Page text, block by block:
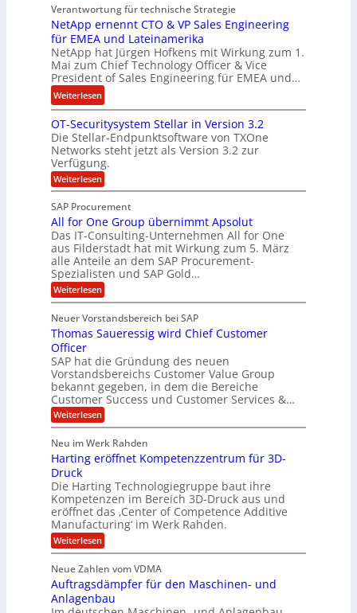
e
i
n
e
L
ö
s
u
n
g
i
r
d
F
i
n
a
n
z
c
h
f
b
e
i
I
F
S
n
g
n
e
e
r
i
n
g
-
S
p
e
z
i
a
l
i
s
u
l
i
a
H
u
b
e
r
ä
l
t
6
5
M
i
l
Verantwortung für technische Strategie
NetApp ernennt CTO & VP Sales Engineering
für EMEA und Lateinamerika
NetApp hat Jürgen Hofkens mit Wirkung zum 1.
Mai zum Chief Technology Officer & Vice
President of Sales Engineering für EMEA und…
Weiterlesen:
N
e
t
A
p
p
n
e
n
n
t
C
T
O
V
P
S
a
l
e
s
n
g
i
n
e
r
i
n
OT-Securitysystem Stellar in Version 3.2
Die Stellar-Endpunktsoftware von TXOne
Networks steht jetzt als Version 3.2 zur
Verfügung.
Weiterlesen:
O
-
S
e
c
u
r
i
t
y
y
s
e
m
S
t
e
l
l
r
i
e
r
s
i
o
n
3
.
2
SAP Procurement
All for One Group übernimmt Apsolut
Das IT-Consulting-Unternehmen All for One
aus Filderstadt hat mit Wirkung zum 5. März
alle Anteile an dem SAP Procurement-
Spezialisten und SAP Gold…
Weiterlesen:
A
l
f
r
O
n
e
G
r
o
p
ü
r
n
i
m
m
t
A
p
s
o
l
Neuer Vorstandsbereich bei SAP
Thomas Saueressig wird Chief Customer
Officer
SAP hat die Gründung des neuen
Vorstandsbereichs Customer Value Group
bekannt gegeben, in dem die Bereiche
Customer Success und Customer Services &…
Weiterlesen:
T
o
m
S
a
u
e
r
e
s
i
g
w
Neu im Werk Rahden
Harting eröffnet Kompetenzzentrum für 3D-
Druck
Die Harting Technologiegruppe baut ihre
Kompetenzen im Bereich 3D-Druck aus und
eröffnet das ‚Center of Competence Additive
Manufacturing‘ im Werk Rahden.
Weiterlesen:
H
r
t
i
n
Neue Zahlen vom VDMA
Auftragsdämpfer für den Maschinen- und
Anlagenbau